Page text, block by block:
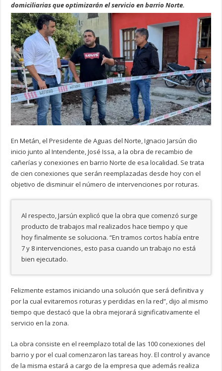
domiciliarias que optimizarán el servicio en barrio Norte.
En Metán, el Presidente de Aguas del Norte, Ignacio Jarsún dio
inicio junto al Intendente, José Issa, a la obra de recambio de
cañerías y conexiones en barrio Norte de esa localidad. Se trata
de cien conexiones que serán reemplazadas desde hoy con el
objetivo de disminuir el número de intervenciones por roturas.
Al respecto, Jarsún explicó que la obra que comenzó surge
producto de trabajos mal realizados hace tiempo y que
hoy finalmente se soluciona. “En tramos cortos había entre
7 y 8 intervenciones, esto pasa cuando un trabajo no está
bien ejecutado.
Felizmente estamos iniciando una solución que será definitiva y
por la cual evitaremos roturas y perdidas en la red”, dijo al mismo
tiempo que destacó que la obra mejorará significativamente el
servicio en la zona.
La obra consiste en el reemplazo total de las 100 conexiones del
barrio y por el cual comenzaron las tareas hoy. El control y avance
de la misma estará a cargo de la empresa que además realiza